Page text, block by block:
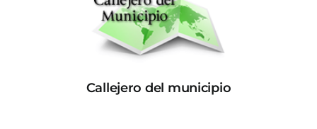
Callejero del municipio